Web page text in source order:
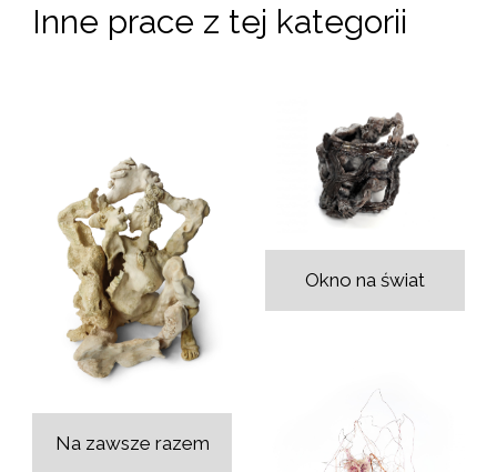
Inne prace z tej kategorii
Na zawsze razem
Okno na świat